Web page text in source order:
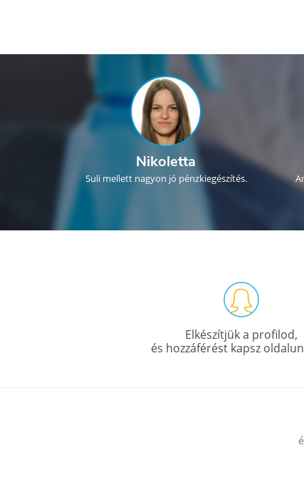
Nikoletta
Suli mellett nagyon jó pénzkiegészítés.
Elkészítjük a profilod,
és hozzáférést kapsz